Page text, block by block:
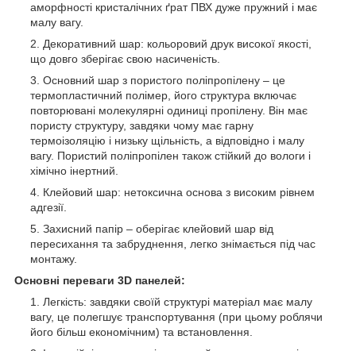
аморфності кристалічних ґрат ПВХ дуже пружний і має
малу вагу.
Декоративний шар: кольоровий друк високої якості,
що довго зберігає свою насиченість.
Основний шар з пористого поліпропілену – це
термопластичний полімер, його структура включає
повторювані молекулярні одиниці пропілену. Він має
пористу структуру, завдяки чому має гарну
термоізоляцію і низьку щільність, а відповідно і малу
вагу. Пористий поліпропілен також стійкий до вологи і
хімічно інертний.
Клейовий шар: нетоксична основа з високим рівнем
адгезії.
Захисний папір – оберігає клейовий шар від
пересихання та забруднення, легко знімається під час
монтажу.
Основні переваги 3D панелей:
Легкість: завдяки своїй структурі матеріал має малу
вагу, це полегшує транспортування (при цьому роблячи
його більш економічним) та встановлення.